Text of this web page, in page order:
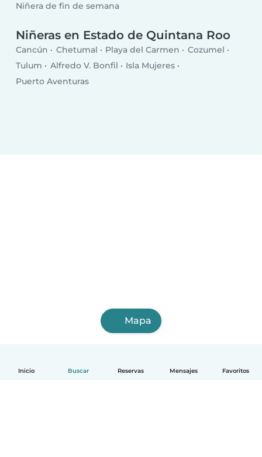
Inicio Buscar Reservas Mensajes Favoritos
Niñera de fin de semana
Niñeras en Estado de Quintana Roo
Cancún Chetumal Playa del Carmen
Cozumel
Tulum
Alfredo V. Bonfil
Isla Mujeres
Puerto Aventuras
Mapa